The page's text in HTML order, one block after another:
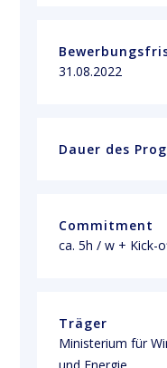
31.08.2022
Dauer des
Commitment
ca. 5h / w + Kick-
Träger
Ministerium für